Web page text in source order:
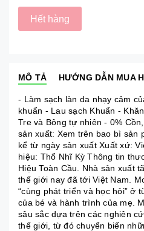
Hết hàng
MÔ TẢ HƯỚNG DẪN MUA
- Làm sạch làn da nhạy cảm
khuẩn - Lau sạch Khuẩn -
Tre và Bông tự nhiên - 0%
sản xuất: Xem trên bao bì sản
kể từ ngày sản xuất Xuất xứ:
hiệu: Thổ Nhĩ Kỳ Thông tin
Hiệu Toàn Cầu. Nhà sản xuất
thế giới nay đã tới Việt Nam.
“cùng phát triển và học hỏi” ở
của bé và hành trình của mẹ.
sâu sắc dựa trên các nghiên
thế giới, từ đó chuyển biến